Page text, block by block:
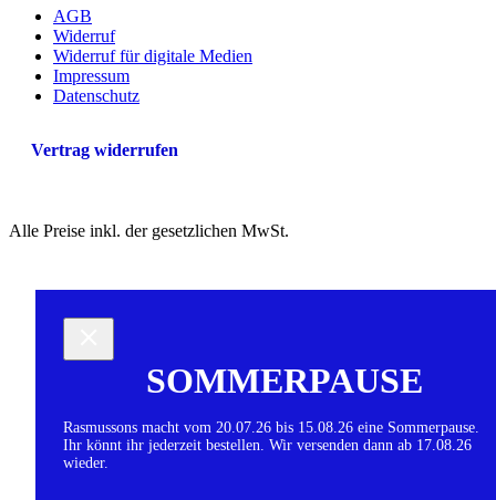
AGB
Widerruf
Widerruf für digitale Medien
Impressum
Datenschutz
Vertrag widerrufen
Alle Preise inkl. der gesetzlichen MwSt.
SOMMERPAUSE
Rasmussons macht vom 20.07.26 bis 15.08.26 eine Sommerpause.
Ihr könnt ihr jederzeit bestellen. Wir versenden dann ab 17.08.26
wieder.